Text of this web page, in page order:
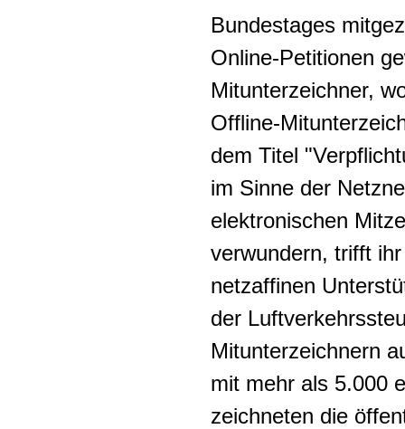
Bundestages
Online-Petitionen
Mitunterzeichner,
Offline-
dem Titel
im Sinne der
elektronischen
verwundern, trifft
netzaffinen
der
Mitunterzeichnern
mit mehr als 5.000
zeichneten die